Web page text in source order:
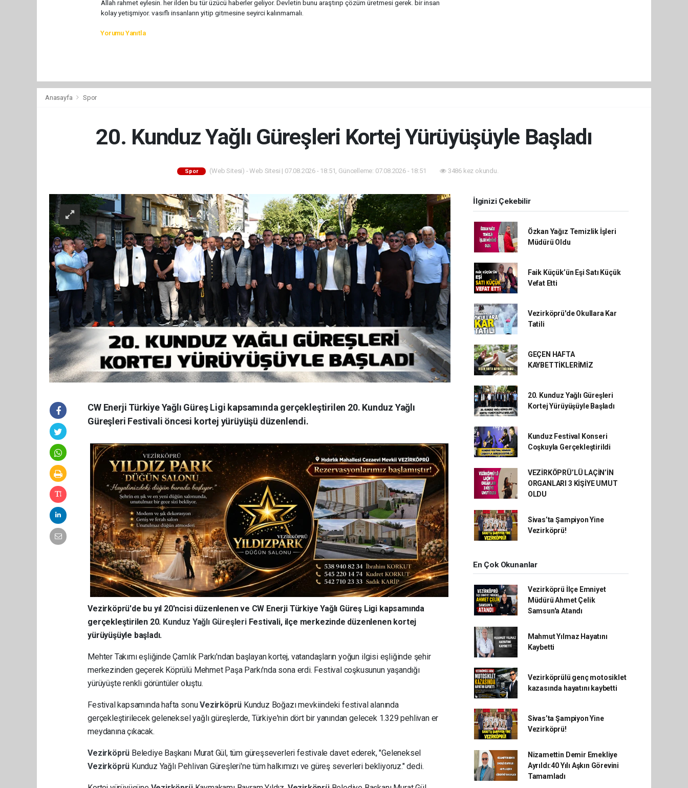
Allah rahmet eylesin. her ilden bu tür üzücü haberler geliyor. Devletin bunu araştırıp çözüm üretmesi gerek. bir insan
kolay yetişmiyor. vasıflı insanların yitip gitmesine seyirci kalınmamalı.
Yorumu Yanıtla
Anasayfa Spor
20. Kunduz Yağlı Güreşleri Kortej Yürüyüşüyle Başladı
Spor (Web Sitesi) - Web Sitesi | 07.08.2026 - 18:51, Güncelleme: 07.08.2026 - 18:51 3486 kez okundu.
CW Enerji Türkiye Yağlı Güreş Ligi kapsamında gerçekleştirilen 20. Kunduz Yağlı
Güreşleri Festivali öncesi kortej yürüyüşü düzenlendi.
Vezirköprü'de bu yıl 20'ncisi düzenlenen ve CW Enerji Türkiye Yağlı Güreş Ligi kapsamında
gerçekleştirilen 20. Kunduz Yağlı Güreşleri Festivali, ilçe merkezinde düzenlenen kortej
yürüyüşüyle başladı.
Mehter Takımı eşliğinde Çamlık Parkı'ndan başlayan kortej, vatandaşların yoğun ilgisi eşliğinde şehir
merkezinden geçerek Köprülü Mehmet Paşa Parkı'nda sona erdi. Festival coşkusunun yaşandığı
yürüyüşte renkli görüntüler oluştu.
Festival kapsamında hafta sonuVezirköprü Kunduz Boğazı mevkiindeki festival alanında
gerçekleştirilecek geleneksel yağlı güreşlerde, Türkiye'nin dört bir yanından gelecek 1.329 pehlivan er
meydanına çıkacak.
Vezirköprü Belediye Başkanı Murat Gül, tüm güreşseverleri festivale davet ederek, "Geleneksel
Vezirköprü Kunduz Yağlı Pehlivan Güreşleri'ne tüm halkımızı ve güreş severleri bekliyoruz." dedi.
İlginizi Çekebilir
Özkan Yağız Temizlik İşleri
Müdürü Oldu
Faik Küçük’ün Eşi Satı Küçük
Vefat Etti
Vezirköprü'de Okullara Kar
Tatili
GEÇEN HAFTA
KAYBETTİKLERİMİZ
20. Kunduz Yağlı Güreşleri
Kortej Yürüyüşüyle Başladı
Kunduz Festival Konseri
Coşkuyla Gerçekleştirildi
VEZİRKÖPRÜ’LÜ LAÇİN’İN
ORGANLARI 3 KİŞİYE UMUT
OLDU
Sivas’ta Şampiyon Yine
Vezirköprü!
En Çok Okunanlar
Vezirköprü İlçe Emniyet
Müdürü Ahmet Çelik
Samsun'a Atandı
Mahmut Yılmaz Hayatını
Kaybetti
Vezirköprülü genç motosiklet
kazasında hayatını kaybetti
Sivas’ta Şampiyon Yine
Vezirköprü!
Nizamettin Demir Emekliye
Ayrıldı:40 Yılı Aşkın Görevini
Tamamladı